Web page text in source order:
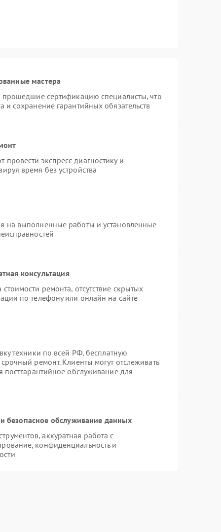
мастера
сертификацию специалисты, что
и сохранение гарантийных обязательств
экспресс-диагностику и
время без устройства
на выполненные работы и установленные
консультация
ремонта, отсутствие скрытых
по телефону или онлайн на сайте
техники по всей РФ, бесплатную
ремонт. Клиенты могут отслеживать
постгарантийное обслуживание для
обслуживание данных
аккуратная работа с
конфиденциальность и